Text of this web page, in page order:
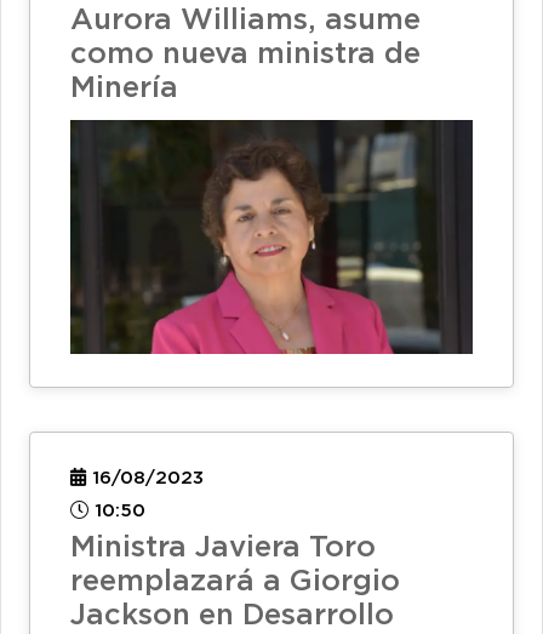
Aurora Williams, asume
como nueva ministra de
Minería
16/08/2023
10:50
Ministra Javiera Toro
reemplazará a Giorgio
Jackson en Desarrollo